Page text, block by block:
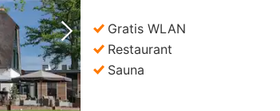
Nächstes Bild
Gratis WLAN
Restaurant
Sauna